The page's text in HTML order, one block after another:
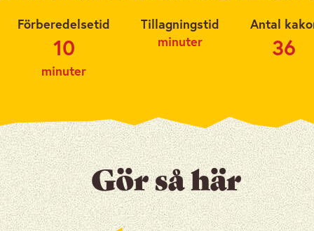
Förberedelsetid
10
minuter
Tillagningstid
minuter
Antal
36
Gör så här